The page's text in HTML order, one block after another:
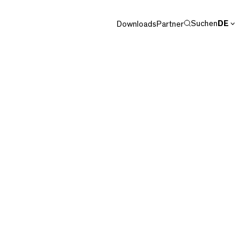
Downloads Partner Suchen DE